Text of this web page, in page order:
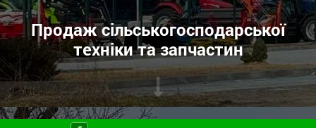
Продаж сільськогосподарської
техніки та запчастин